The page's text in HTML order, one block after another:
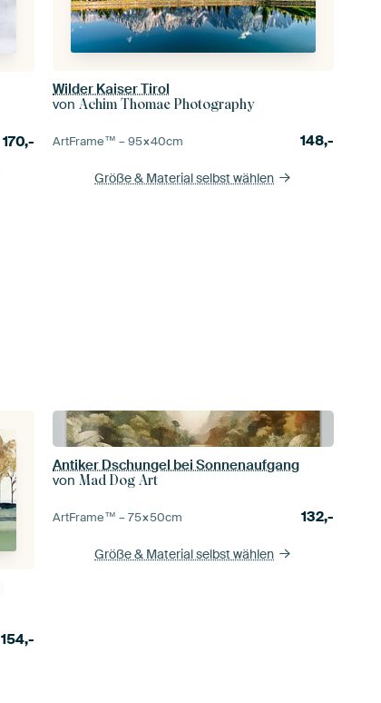
170,-
Wilder Kaiser Tirol
vonAchim Thomae Photography
ArtFrame™ –95×40cm 148,-
Größe & Material selbst wählen
154,-
Antiker Dschungel bei Sonnenaufgang
vonMad Dog Art
ArtFrame™ –75×50cm 132,-
Größe & Material selbst wählen